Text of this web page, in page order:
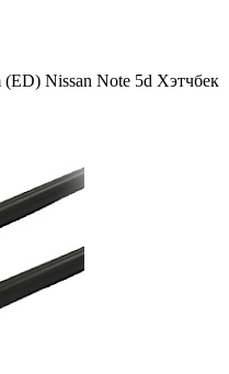
Nissan Note 5d Хэтчбек